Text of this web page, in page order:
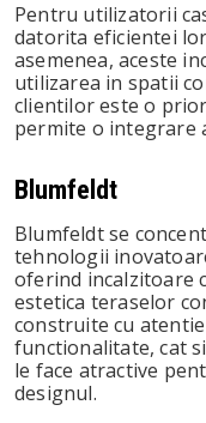
Pentru utilizatorii
datorita eficientei
asemenea, aceste
utilizarea in spatii
clientilor este o
permite o integrare
Blumfeldt
Blumfeldt se
tehnologii
oferind incalzitoare
estetica teraselor
construite cu
functionalitate, cat
le face atractive
designul.